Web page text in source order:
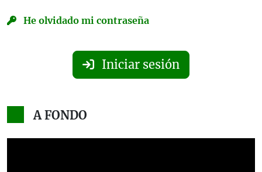
He olvidado mi contraseña
Iniciar sesión
A FONDO